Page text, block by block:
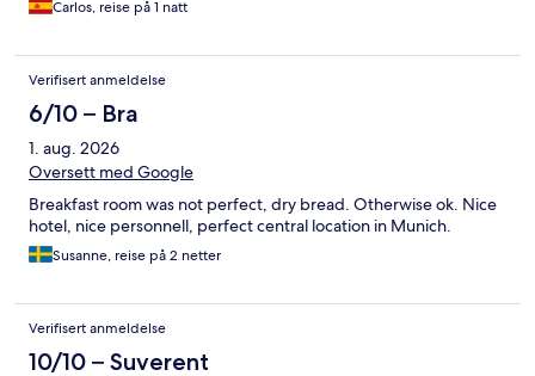
Carlos, reise på 1 natt
Verifisert anmeldelse
6/10 – Bra
1. aug. 2026
Oversett med Google
Breakfast room was not perfect, dry bread. Otherwise ok. Nice
hotel, nice personnell, perfect central location in Munich.
Susanne, reise på 2 netter
Verifisert anmeldelse
10/10 – Suverent